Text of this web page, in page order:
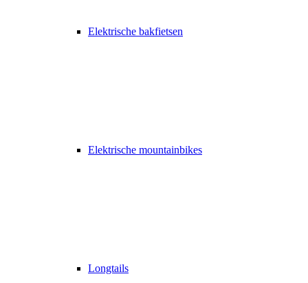
Elektrische bakfietsen
Elektrische mountainbikes
Longtails